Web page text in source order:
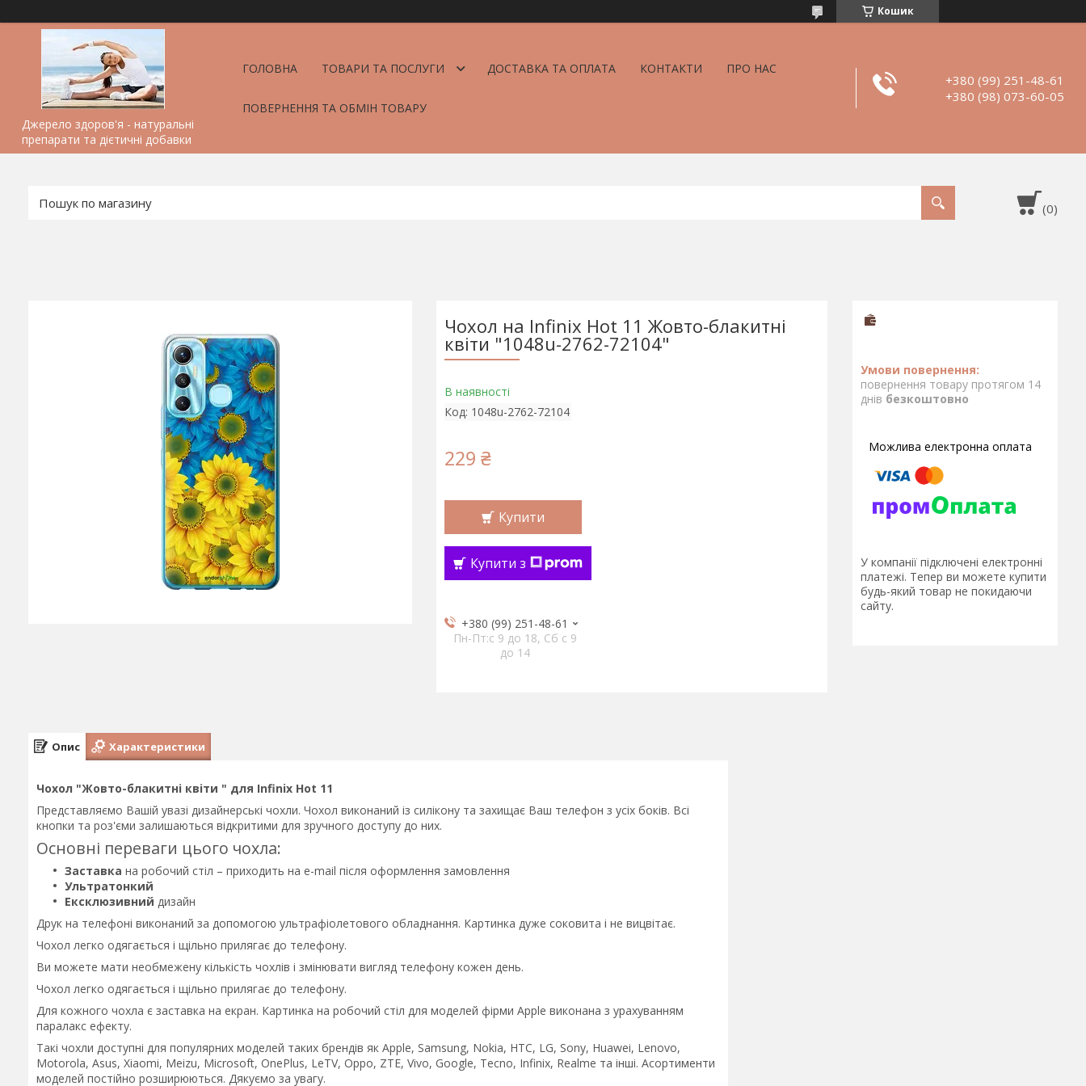
Кошик
Джерело здоров'я - натуральні
препарати та дієтичні добавки
ГОЛОВНА ТОВАРИ ТА ПОСЛУГИ ДОСТАВКА ТА ОПЛАТА КОНТАКТИ ПРО НАС
ПОВЕРНЕННЯ ТА ОБМІН ТОВАРУ
+380 (99) 251-48-61
+380 (98) 073-60-05
Чохол на Infinix Hot 11 Жовто-блакитні
квіти "1048u-2762-72104"
В наявності
Код: 1048u-2762-72104
229 ₴
Купити
Купити з
+380 (99) 251-48-61
Пн-Пт:c 9 до 18, Сб с 9
до 14
повернення товару протягом 14
днів безкоштовно
У компанії підключені електронні
платежі. Тепер ви можете купити
будь-який товар не покидаючи
сайту.
Опис Характеристики
Чохол "Жовто-блакитні квіти " для Infinix Hot 11
Представляємо Вашій увазі дизайнерські чохли. Чохол виконаний із силікону та захищає Ваш телефон з усіх боків. Всі
кнопки та роз'єми залишаються відкритими для зручного доступу до них.
Основні переваги цього чохла:
Заставка на робочий стіл – приходить на e-mail після оформлення замовлення
Ультратонкий
Ексклюзивний дизайн
Друк на телефоні виконаний за допомогою ультрафіолетового обладнання. Картинка дуже соковита і не вицвітає.
Чохол легко одягається і щільно прилягає до телефону.
Ви можете мати необмежену кількість чохлів і змінювати вигляд телефону кожен день.
Чохол легко одягається і щільно прилягає до телефону.
Для кожного чохла є заставка на екран. Картинка на робочий стіл для моделей фірми Apple виконана з урахуванням
паралакс ефекту.
Такі чохли доступні для популярних моделей таких брендів як Apple, Samsung, Nokia, HTC, LG, Sony, Huawei, Lenovo,
Motorola, Asus, Xiaomi, Meizu, Microsoft, OnePlus, LeTV, Oppo, ZTE, Vivo, Google, Tecno, Infinix, Realme та інші. Асортименти
моделей постійно розширюються. Дякуємо за увагу.